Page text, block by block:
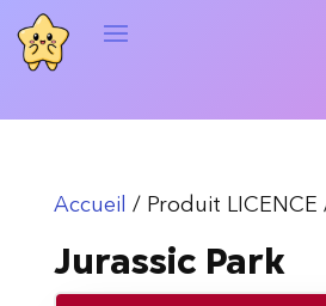
Accueil / Produit LICENCE
Jurassic Park